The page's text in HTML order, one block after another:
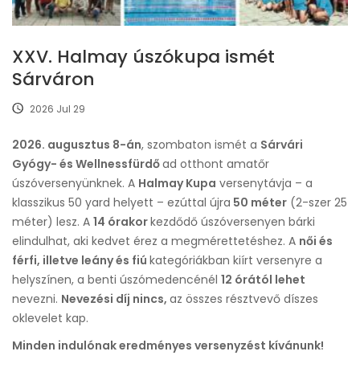
XXV. Halmay úszókupa ismét
Sárváron
2026 Jul 29
2026. augusztus 8-án, szombaton ismét a Sárvári
Gyógy- és Wellnessfürdőad otthont amatőr
úszóversenyünknek. A Halmay Kupa versenytávja – a
klasszikus 50 yard helyett – ezúttal újra 50 méter (2-szer 25
méter) lesz. A 14 órakorkezdődő úszóversenyen bárki
elindulhat, aki kedvet érez a megmérettetéshez. A női és
férfi, illetve leány és fiú kategóriákban kiírt versenyre a
helyszínen, a benti úszómedencénél 12 órától lehet
nevezni. Nevezési díj nincs, az összes résztvevő díszes
oklevelet kap.
Minden indulónak eredményes versenyzést kívánunk!